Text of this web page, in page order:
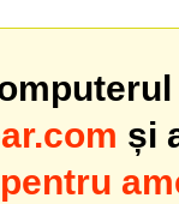
și